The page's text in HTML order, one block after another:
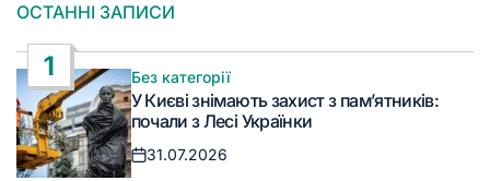
ОСТАННІ ЗАПИСИ
1
Опублікувати
у
Без категорії
У Києві знімають захист з пам’ятників:
почали з Лесі Українки
Дата
31.07.2026